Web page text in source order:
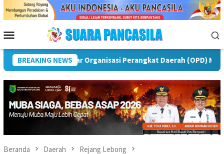
Menu
Mobile
BREAKING NEWS
Puncak Peringatan IPeKB Ke-19, Plt Bupati Rejang
Beranda Daerah Rejang Lebong